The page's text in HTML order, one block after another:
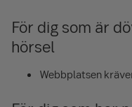
För dig som är
hörsel
Webbplatsen